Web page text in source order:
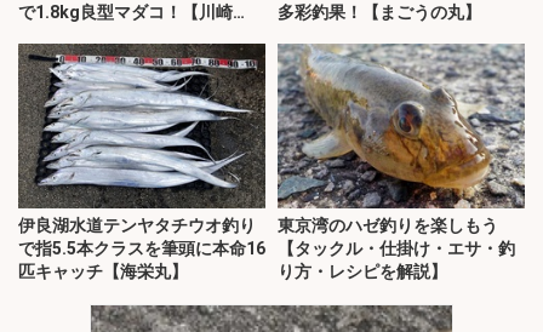
で1.8kg良型マダコ！【川崎
多彩釣果！【まごうの丸】
伊良湖水道テンヤタチウオ釣り
で指5.5本クラスを筆頭に本命16
匹キャッチ【海栄丸】
東京湾のハゼ釣りを楽しもう
【タックル・仕掛け・エサ・釣
り方・レシピを解説】